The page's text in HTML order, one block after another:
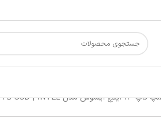
لپ تاپ 14 اینچ ایسوس مدل Zenbook UX3405MA | Ultra 5 125H | 16GB | 1TB SSD | INTEL